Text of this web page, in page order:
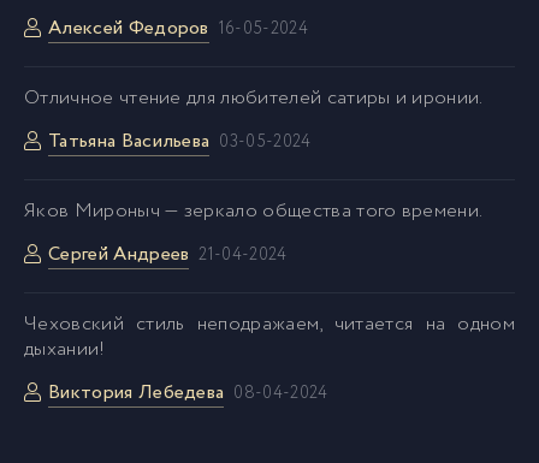
Алексей Федоров 16-05-2024
Отличное чтение для любителей сатиры и иронии.
Татьяна Васильева 03-05-2024
Яков Мироныч — зеркало общества того времени.
Сергей Андреев 21-04-2024
Чеховский стиль неподражаем, читается на одном
дыхании!
Виктория Лебедева 08-04-2024